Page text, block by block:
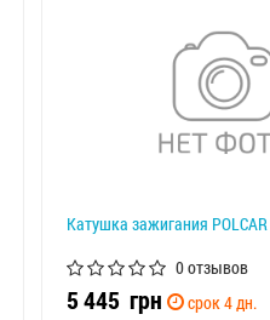
Катушка зажигания
0 отзывов
5 445 грн
срок 4 дн.